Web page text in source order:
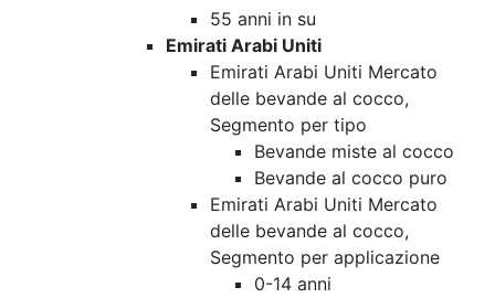
55 anni in su
Emirati Arabi Uniti
Emirati Arabi Uniti Mercato
delle bevande al cocco,
Segmento per tipo
Bevande miste al cocco
Bevande al cocco puro
Emirati Arabi Uniti Mercato
delle bevande al cocco,
Segmento per applicazione
0-14 anni